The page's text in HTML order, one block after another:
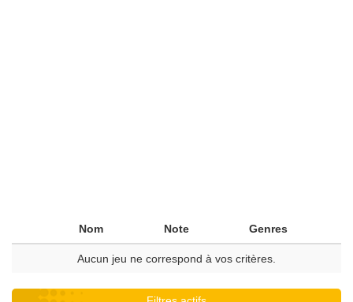
Nom Note Genres
Aucun jeu ne correspond à vos critères.